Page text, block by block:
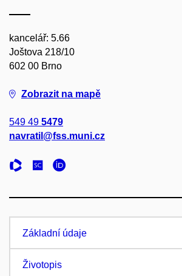
kancelář: 5.66
Joštova 218/10
602 00 Brno
Zobrazit na mapě
549 49 5479
navratil@fss.muni.cz
Základní údaje
Životopis